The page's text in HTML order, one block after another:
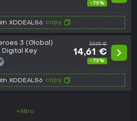
-75%
XDDEALS6 copy
3 (Global)
Key
59,99 €
14,61 €
-75%
XDDEALS6 copy
+Altro